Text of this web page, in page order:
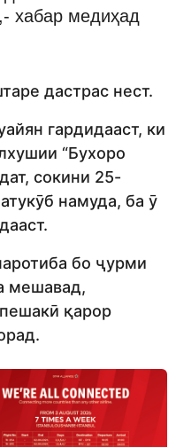
хабар медиҳад
дастрас нест.
гардидааст, ки
“Бухоро
сокини 25-
намуда, ба ӯ
бо ҷурми
мешавад,
қарор